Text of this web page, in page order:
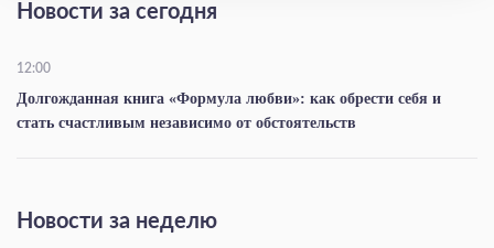
Новости за сегодня
12:00
Долгожданная книга «Формула любви»: как обрести себя и
стать счастливым независимо от обстоятельств
Новости за неделю